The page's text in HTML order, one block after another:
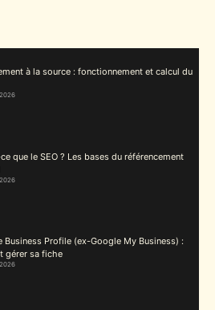
à la source : fonctionnement et calcul du
ce que le SEO ? Les bases du référencement
Business Profile (ex-Google My Business) :
gérer sa fiche